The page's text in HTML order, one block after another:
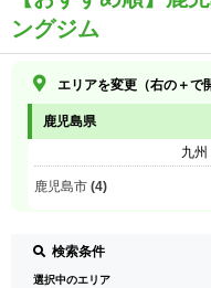
ングジム
エリアを変更（右の＋で
鹿児島県
九州
鹿児島市 (4)
検索条件
選択中のエリア